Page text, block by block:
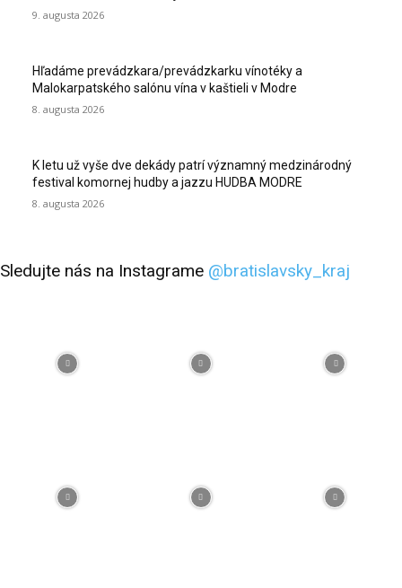
9. augusta 2026
Hľadáme prevádzkara/prevádzkarku vínotéky a
Malokarpatského salónu vína v kaštieli v Modre
8. augusta 2026
K letu už vyše dve dekády patrí významný medzinárodný
festival komornej hudby a jazzu HUDBA MODRE
8. augusta 2026
Sledujte nás na Instagrame @bratislavsky_kraj